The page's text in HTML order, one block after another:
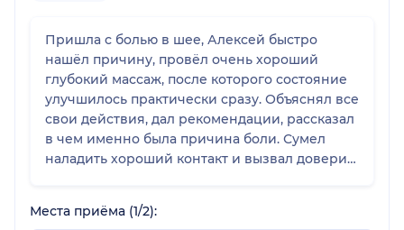
Пришла с болью в шее, Алексей быстро
нашёл причину, провёл очень хороший
глубокий массаж, после которого состояние
улучшилось практически сразу. Объяснял все
свои действия, дал рекомендации, рассказал
в чем именно была причина боли. Сумел
наладить хороший контакт и вызвал доверие.
Спасибо!
Места приёма (1/2):